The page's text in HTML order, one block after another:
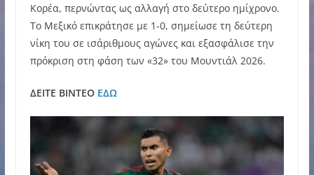
Κορέα, περνώντας ως αλλαγή στο δεύτερο ημίχρονο.
Το Μεξικό επικράτησε με 1-0, σημείωσε τη δεύτερη
νίκη του σε ισάριθμους αγώνες και εξασφάλισε την
πρόκριση στη φάση των «32» του Μουντιάλ 2026.
ΔΕΙΤΕ ΒΙΝΤΕΟ ΕΔΩ